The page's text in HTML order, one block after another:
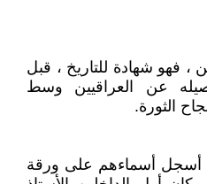
، فهو شهادة للتاريخ ، قبل
عن العراقيين وسط
الثورة.
أسجل أسماءهم على ورقة